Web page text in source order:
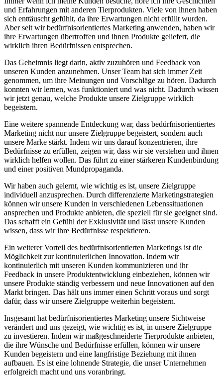
und ‌Erfahrungen mit‍ anderen Tierprodukten.⁣ Viele​ von ihnen haben
sich ⁤enttäuscht ⁢gefühlt, da ihre Erwartungen‍ nicht erfüllt wurden.
Aber⁤ seit⁣ wir bedürfnisorientiertes Marketing anwenden, haben ‍wir
ihre Erwartungen übertroffen und⁣ ihnen Produkte ⁢geliefert, die
wirklich ihren Bedürfnissen entsprechen.
Das ⁢Geheimnis liegt darin, aktiv zuzuhören und Feedback von⁢
unseren Kunden anzunehmen. Unser Team hat sich immer Zeit
genommen, um ihre‌ Meinungen und Vorschläge zu ​hören. Dadurch
konnten wir lernen, was funktioniert und⁢ was nicht. Dadurch ‌wissen
wir jetzt genau, welche‌ Produkte ‌unsere Zielgruppe wirklich
begeistern.
Eine weitere spannende Entdeckung war, dass bedürfnisorientiertes
Marketing nicht nur unsere Zielgruppe begeistert, sondern‌ auch
unsere⁣ Marke stärkt. Indem wir uns darauf ‍konzentrieren, ihre
Bedürfnisse zu erfüllen, zeigen wir, dass wir sie verstehen und ⁢ihnen
wirklich helfen wollen. Das führt zu einer stärkeren⁣ Kundenbindung
und einer positiven Mundpropaganda.
Wir haben ​auch gelernt, wie wichtig es ist, unsere Zielgruppe
individuell​ anzusprechen. Durch differenzierte Marketingstrategien
können ⁢wir unsere Kunden in ⁢verschiedenen Lebenssituationen
ansprechen und Produkte anbieten, die speziell für sie‌ geeignet sind.
Das schafft ein Gefühl der Exklusivität und lässt unsere Kunden
‍wissen, dass wir ihre Bedürfnisse respektieren.
Ein weiterer Vorteil des bedürfnisorientierten Marketings ist die
Möglichkeit zur kontinuierlichen ‍Innovation. Indem⁣ wir
kontinuierlich mit​ unseren Kunden kommunizieren⁣ und ihr
Feedback in‌ unsere Produktentwicklung ⁢einbeziehen, können ‌wir
unsere Produkte ständig verbessern und neue Innovationen auf den
Markt bringen. Das hält uns​ immer einen Schritt voraus⁤ und sorgt
dafür,​ dass wir unsere Zielgruppe weiterhin begeistern.
Insgesamt hat bedürfnisorientiertes Marketing unsere Sichtweise
verändert und uns gezeigt, wie wichtig es ist, in unsere Zielgruppe
⁤zu investieren. Indem wir maßgeschneiderte Tierprodukte anbieten,
die ihre Wünsche und Bedürfnisse erfüllen, können wir ⁣unsere
Kunden begeistern ​und eine langfristige Beziehung mit ihnen
aufbauen. Es ist ​eine lohnende Strategie, die unser Unternehmen
erfolgreich macht und uns voranbringt.